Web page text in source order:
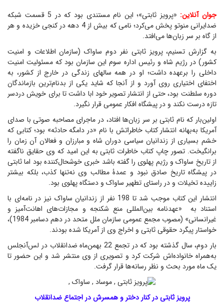
جوان آنلاین:
«پرویز ثابتی»؛ این نام مستندی بود که در 5 قسمت شبکه
ضدایرانی منوتو پخش می‌کرد؛ نامی که بیش از 4 دهه در کنجی خزیده و هر
از گاه بر سر زبان‌ها می‌افتد.
به گزارش تسنیم، پرویز ثابتی نفر دوم ساواک (سازمان اطلاعات و امنیت
کشور) در رژیم شاه و رئیس اداره سوم این سازمان بود که مسئولیت امنیت
داخلی را برعهده داشت؛ او در همه سالهای زندگی در خارج از کشور، به
اختفای اختیاری روی آورد و از آنجا که شاید یکی از بدنام‌ترین بازماندگان
دوره سلطنت بود، حتی از انتشار تصویر خود ابا داشت تا برای خویش دردسر
تازه درست نکند و در پیشگاه افکار عمومی قرار نگیرد.
اولین‌بار که نام ثابتی بر سر زبان‌ها افتاد، در ماجرای مصاحبه صوتی با صدای
آمریکا به‌بهانه انتشار کتاب خاطراتش با نام «در دامگه حادثه» بود؛ کتابی که
خشم بسیاری از زندانیان سیاسی دوران شاه و مبارزان و فعالان آن زمان را
برانگیخت. تصور چاپ کتاب خاطرات ثابتی به این امید که وی حقایق ناگفته
از تاریخ ساواک و رژیم پهلوی را گفته باشد خبری خوشحال‌کننده بود اما ثابتی
در پیشگاه تاریخ صادق نبود و عمدۀ مطالب وی نه‌تنها کذب، بلکه بیشتر
زاییده تخیلات و در راستای تطهیر ساواک و دستگاه پهلوی بود.
انتشار این کتاب موجب شد تا 198 نفر از زندانیان ساواک نیز در نامه‌ای با
استناد به «عهدنامه بین‌المللی منع شکنجه و مجازات‌های اهانت‌آمیز و
غیرانسانی» (مصوب مجمع عمومی سازمان ملل متحد در دهم دسامبر 1984)،
خواستار پیگرد حقوقی ثابتی و اخراج وی از آمریکا شده بودند.
بار دوم، سال گذشته بود که در تجمع 22 بهمن‌ماه ضدانقلاب در لس‌آنجلس
به‌همراه خانواده‌اش شرکت کرد و تصویری از وی منتشر شد و این حضور تا
یک ماه مورد بحث و نظر رسانه‌ها قرار گرفت.
پرویز ثابتی در کنار دختر و همسرش در اجتماع ضدانقلاب